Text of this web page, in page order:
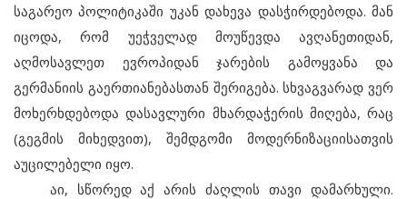
საგარეო პოლიტიკაში უკან დახევა დასჭირდებოდა. მან
იცოდა, რომ უეჭველად მოუწევდა ავღანეთიდან,
აღმოსავლეთ ევროპიდან ჯარების გამოყვანა და
გერმანიის გაერთიანებასთან შერიგება. სხვაგვარად ვერ
მოხერხდებოდა დასავლური მხარდაჭერის მიღება, რაც
(გეგმის მიხედვით), შემდგომი მოდერნიზაციისათვის
აუცილებელი იყო.
აი, სწორედ აქ არის ძაღლის თავი დამარხული.